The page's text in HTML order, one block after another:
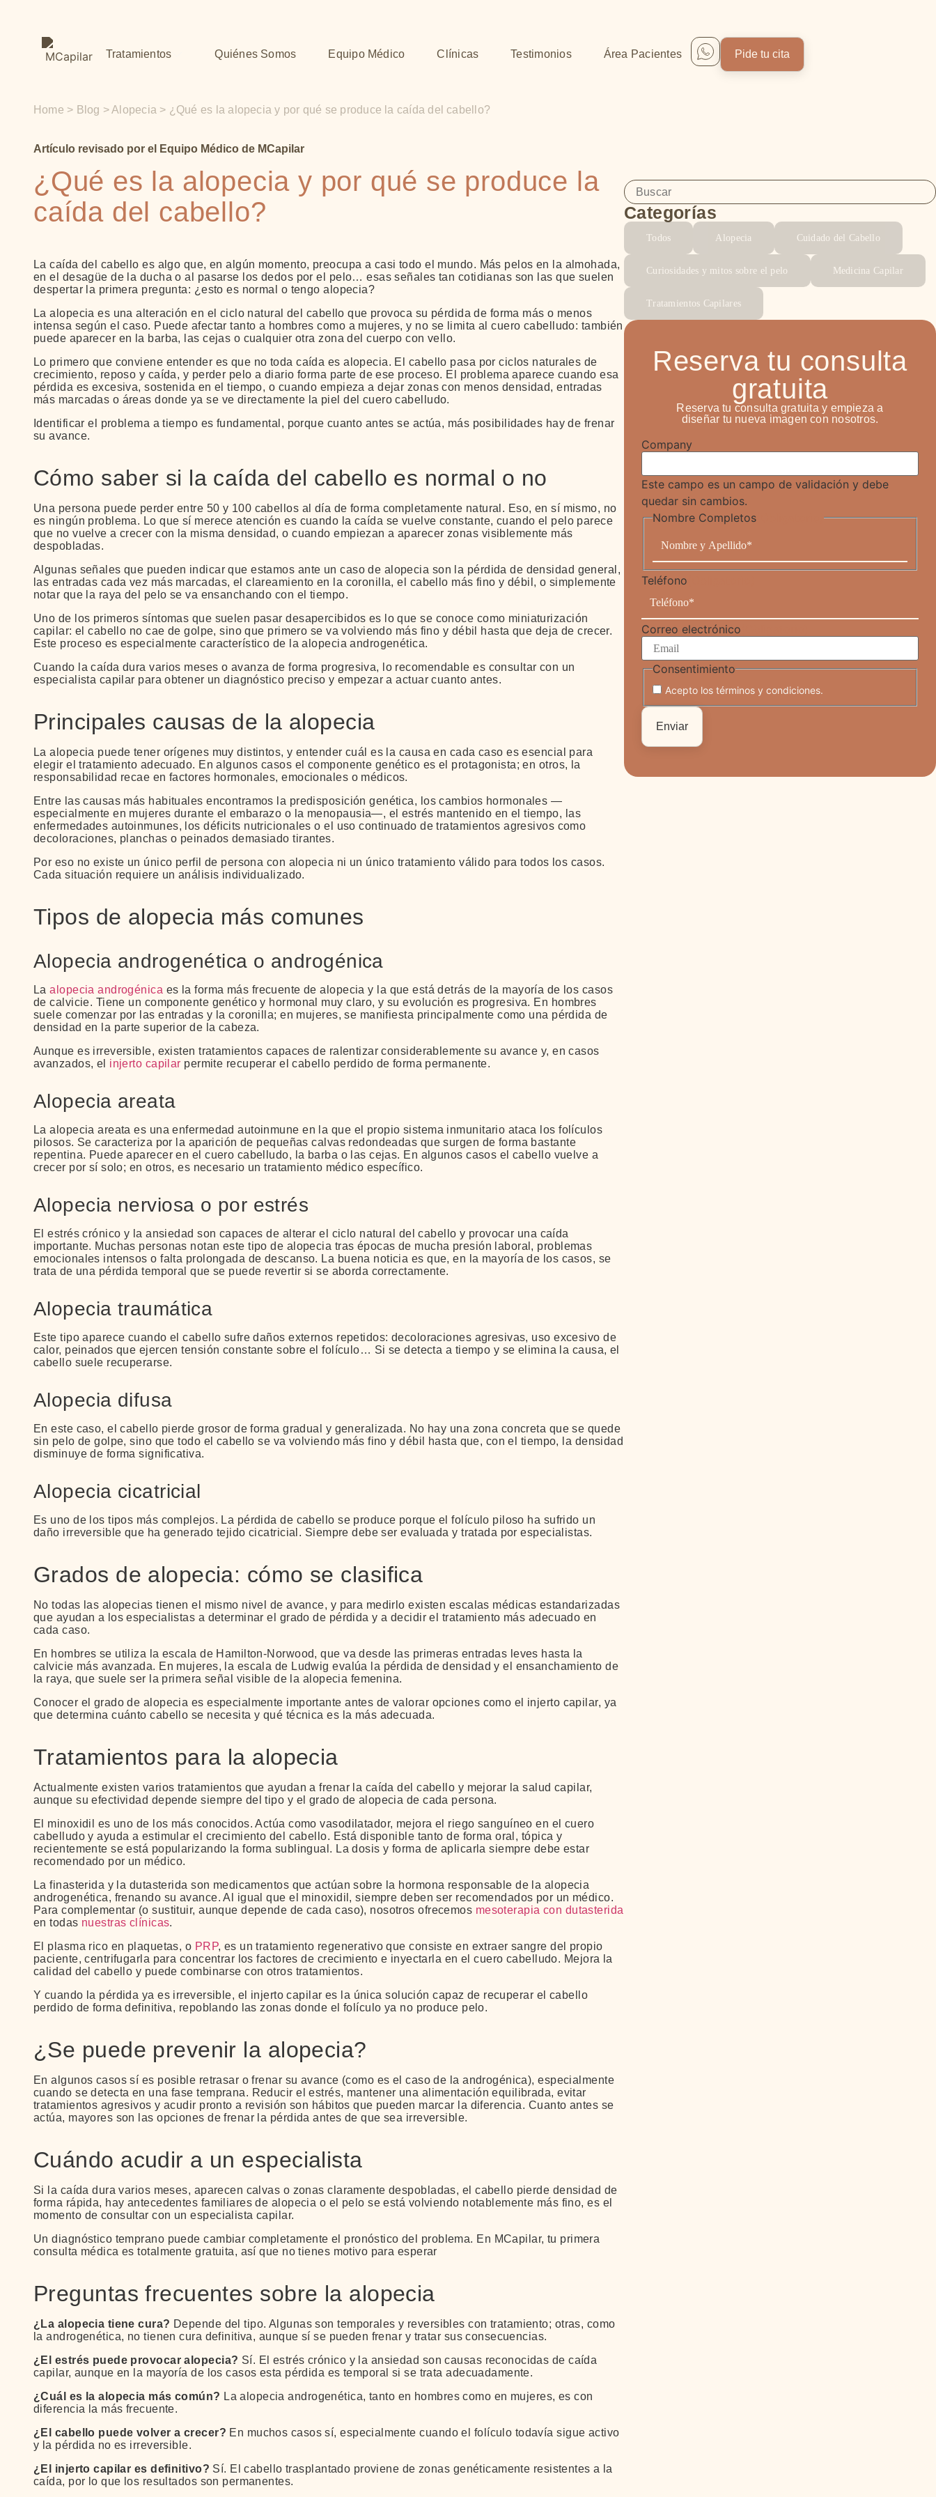
Tratamientos
Bioestimulación capilar con PRP
Injerto Capilar Técnica FUE
Injerto Capilar de Barba
Láser de Baja Intensidad
Quiénes Somos Equipo Médico Clínicas Testimonios Área Pacientes Pide tu cita
Home > Blog >Alopecia > ¿Qué es la alopecia y por qué se produce la caída del cabello?
Artículo revisado por el Equipo Médico de MCapilar
¿Qué es la alopecia y por qué se produce la
caída del cabello?
La caída del cabello es algo que, en algún momento, preocupa a casi todo el mundo. Más pelos en la almohada,
en el desagüe de la ducha o al pasarse los dedos por el pelo… esas señales tan cotidianas son las que suelen
despertar la primera pregunta: ¿esto es normal o tengo alopecia?
La alopecia es una alteración en el ciclo natural del cabello que provoca su pérdida de forma más o menos
intensa según el caso. Puede afectar tanto a hombres como a mujeres, y no se limita al cuero cabelludo: también
puede aparecer en la barba, las cejas o cualquier otra zona del cuerpo con vello.
Lo primero que conviene entender es que no toda caída es alopecia. El cabello pasa por ciclos naturales de
crecimiento, reposo y caída, y perder pelo a diario forma parte de ese proceso. El problema aparece cuando esa
pérdida es excesiva, sostenida en el tiempo, o cuando empieza a dejar zonas con menos densidad, entradas
más marcadas o áreas donde ya se ve directamente la piel del cuero cabelludo.
Identificar el problema a tiempo es fundamental, porque cuanto antes se actúa, más posibilidades hay de frenar
su avance.
Cómo saber si la caída del cabello es normal o no
Una persona puede perder entre 50 y 100 cabellos al día de forma completamente natural. Eso, en sí mismo, no
es ningún problema. Lo que sí merece atención es cuando la caída se vuelve constante, cuando el pelo parece
que no vuelve a crecer con la misma densidad, o cuando empiezan a aparecer zonas visiblemente más
despobladas.
Algunas señales que pueden indicar que estamos ante un caso de alopecia son la pérdida de densidad general,
las entradas cada vez más marcadas, el clareamiento en la coronilla, el cabello más fino y débil, o simplemente
notar que la raya del pelo se va ensanchando con el tiempo.
Uno de los primeros síntomas que suelen pasar desapercibidos es lo que se conoce como miniaturización
capilar: el cabello no cae de golpe, sino que primero se va volviendo más fino y débil hasta que deja de crecer.
Este proceso es especialmente característico de la alopecia androgenética.
Cuando la caída dura varios meses o avanza de forma progresiva, lo recomendable es consultar con un
especialista capilar para obtener un diagnóstico preciso y empezar a actuar cuanto antes.
Principales causas de la alopecia
La alopecia puede tener orígenes muy distintos, y entender cuál es la causa en cada caso es esencial para
elegir el tratamiento adecuado. En algunos casos el componente genético es el protagonista; en otros, la
responsabilidad recae en factores hormonales, emocionales o médicos.
Entre las causas más habituales encontramos la predisposición genética, los cambios hormonales —
especialmente en mujeres durante el embarazo o la menopausia—, el estrés mantenido en el tiempo, las
enfermedades autoinmunes, los déficits nutricionales o el uso continuado de tratamientos agresivos como
decoloraciones, planchas o peinados demasiado tirantes.
Por eso no existe un único perfil de persona con alopecia ni un único tratamiento válido para todos los casos.
Cada situación requiere un análisis individualizado.
Tipos de alopecia más comunes
Alopecia androgenética o androgénica
Laalopecia androgénica es la forma más frecuente de alopecia y la que está detrás de la mayoría de los casos
de calvicie. Tiene un componente genético y hormonal muy claro, y su evolución es progresiva. En hombres
suele comenzar por las entradas y la coronilla; en mujeres, se manifiesta principalmente como una pérdida de
densidad en la parte superior de la cabeza.
Aunque es irreversible, existen tratamientos capaces de ralentizar considerablemente su avance y, en casos
avanzados, el injerto capilar permite recuperar el cabello perdido de forma permanente.
Alopecia areata
La alopecia areata es una enfermedad autoinmune en la que el propio sistema inmunitario ataca los folículos
pilosos. Se caracteriza por la aparición de pequeñas calvas redondeadas que surgen de forma bastante
repentina. Puede aparecer en el cuero cabelludo, la barba o las cejas. En algunos casos el cabello vuelve a
crecer por sí solo; en otros, es necesario un tratamiento médico específico.
Alopecia nerviosa o por estrés
El estrés crónico y la ansiedad son capaces de alterar el ciclo natural del cabello y provocar una caída
importante. Muchas personas notan este tipo de alopecia tras épocas de mucha presión laboral, problemas
emocionales intensos o falta prolongada de descanso. La buena noticia es que, en la mayoría de los casos, se
trata de una pérdida temporal que se puede revertir si se aborda correctamente.
Alopecia traumática
Este tipo aparece cuando el cabello sufre daños externos repetidos: decoloraciones agresivas, uso excesivo de
calor, peinados que ejercen tensión constante sobre el folículo… Si se detecta a tiempo y se elimina la causa, el
cabello suele recuperarse.
Alopecia difusa
En este caso, el cabello pierde grosor de forma gradual y generalizada. No hay una zona concreta que se quede
sin pelo de golpe, sino que todo el cabello se va volviendo más fino y débil hasta que, con el tiempo, la densidad
disminuye de forma significativa.
Alopecia cicatricial
Es uno de los tipos más complejos. La pérdida de cabello se produce porque el folículo piloso ha sufrido un
daño irreversible que ha generado tejido cicatricial. Siempre debe ser evaluada y tratada por especialistas.
Grados de alopecia: cómo se clasifica
No todas las alopecias tienen el mismo nivel de avance, y para medirlo existen escalas médicas estandarizadas
que ayudan a los especialistas a determinar el grado de pérdida y a decidir el tratamiento más adecuado en
cada caso.
En hombres se utiliza la escala de Hamilton-Norwood, que va desde las primeras entradas leves hasta la
calvicie más avanzada. En mujeres, la escala de Ludwig evalúa la pérdida de densidad y el ensanchamiento de
la raya, que suele ser la primera señal visible de la alopecia femenina.
Conocer el grado de alopecia es especialmente importante antes de valorar opciones como el injerto capilar, ya
que determina cuánto cabello se necesita y qué técnica es la más adecuada.
Tratamientos para la alopecia
Actualmente existen varios tratamientos que ayudan a frenar la caída del cabello y mejorar la salud capilar,
aunque su efectividad depende siempre del tipo y el grado de alopecia de cada persona.
El minoxidil es uno de los más conocidos. Actúa como vasodilatador, mejora el riego sanguíneo en el cuero
cabelludo y ayuda a estimular el crecimiento del cabello. Está disponible tanto de forma oral, tópica y
recientemente se está popularizando la forma sublingual. La dosis y forma de aplicarla siempre debe estar
recomendado por un médico.
La finasterida y la dutasterida son medicamentos que actúan sobre la hormona responsable de la alopecia
androgenética, frenando su avance. Al igual que el minoxidil, siempre deben ser recomendados por un médico.
Para complementar (o sustituir, aunque depende de cada caso), nosotros ofrecemos mesoterapia con dutasterida
en todas nuestras clínicas.
El plasma rico en plaquetas, o PRP, es un tratamiento regenerativo que consiste en extraer sangre del propio
paciente, centrifugarla para concentrar los factores de crecimiento e inyectarla en el cuero cabelludo. Mejora la
calidad del cabello y puede combinarse con otros tratamientos.
Y cuando la pérdida ya es irreversible, el injerto capilar es la única solución capaz de recuperar el cabello
perdido de forma definitiva, repoblando las zonas donde el folículo ya no produce pelo.
¿Se puede prevenir la alopecia?
En algunos casos sí es posible retrasar o frenar su avance (como es el caso de la androgénica), especialmente
cuando se detecta en una fase temprana. Reducir el estrés, mantener una alimentación equilibrada, evitar
tratamientos agresivos y acudir pronto a revisión son hábitos que pueden marcar la diferencia. Cuanto antes se
actúa, mayores son las opciones de frenar la pérdida antes de que sea irreversible.
Cuándo acudir a un especialista
Si la caída dura varios meses, aparecen calvas o zonas claramente despobladas, el cabello pierde densidad de
forma rápida, hay antecedentes familiares de alopecia o el pelo se está volviendo notablemente más fino, es el
momento de consultar con un especialista capilar.
Un diagnóstico temprano puede cambiar completamente el pronóstico del problema. En MCapilar, tu primera
consulta médica es totalmente gratuita, así que no tienes motivo para esperar
Preguntas frecuentes sobre la alopecia
¿La alopecia tiene cura? Depende del tipo. Algunas son temporales y reversibles con tratamiento; otras, como
la androgenética, no tienen cura definitiva, aunque sí se pueden frenar y tratar sus consecuencias.
¿El estrés puede provocar alopecia? Sí. El estrés crónico y la ansiedad son causas reconocidas de caída
capilar, aunque en la mayoría de los casos esta pérdida es temporal si se trata adecuadamente.
¿Cuál es la alopecia más común? La alopecia androgenética, tanto en hombres como en mujeres, es con
diferencia la más frecuente.
¿El cabello puede volver a crecer? En muchos casos sí, especialmente cuando el folículo todavía sigue activo
y la pérdida no es irreversible.
¿El injerto capilar es definitivo? Sí. El cabello trasplantado proviene de zonas genéticamente resistentes a la
caída, por lo que los resultados son permanentes.
Categorías
Todos Alopecia Cuidado del Cabello
Curiosidades y mitos sobre el pelo Medicina Capilar
Tratamientos Capilares
Reserva tu consulta
gratuita
Reserva tu consulta gratuita y empieza a
diseñar tu nueva imagen con nosotros.
Company
Este campo es un campo de validación y debe
quedar sin cambios.
Nombre Completos
Teléfono
Correo electrónico
Consentimiento
Acepto los términos y condiciones.